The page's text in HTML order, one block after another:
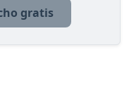
gratis